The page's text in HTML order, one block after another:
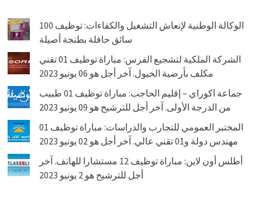
الوكالة الوطنية لإنعاش التشغيل والكفاءات: توظيف 100
سائق حافلة بطنجة أصيلة
الشركة الملكية لتشجيع الفرس: مباراة توظيف 01 تقني
مكلف بأرضية الخيول. آخر أجل هو 06 يونيو 2023
جماعة اكوراي – إقليم الحاجب: مباراة توظيف 01 طبيب
من الدرجة الأولى. آخر أجل للترشيح هو 09 يونيو 2023
المختبر العمومي للتجارب والدراسات: مباراة توظيف 01
مهندس دولة و01 تقني عالي. آخر أجل هو 02 يونيو 2023
أطلس أون لاين: مباراة توظيف 12 مستشارا للهاتف. آخر
أجل للترشيح هو 2 يونيو 2023